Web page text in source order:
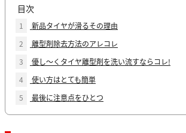
目次
1
新品タイヤが滑るその理由
2
離型剤除去方法のアレコレ
3
優し～くタイヤ離型剤を洗い流すならコレ!
4
使い方はとても簡単
5
最後に注意点をひとつ